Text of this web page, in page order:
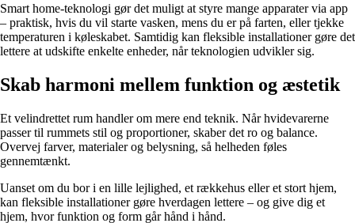
Smart home-teknologi gør det muligt at styre mange apparater via app
– praktisk, hvis du vil starte vasken, mens du er på farten, eller tjekke
temperaturen i køleskabet. Samtidig kan fleksible installationer gøre det
lettere at udskifte enkelte enheder, når teknologien udvikler sig.
Skab harmoni mellem funktion og æstetik
Et velindrettet rum handler om mere end teknik. Når hvidevarerne
passer til rummets stil og proportioner, skaber det ro og balance.
Overvej farver, materialer og belysning, så helheden føles
gennemtænkt.
Uanset om du bor i en lille lejlighed, et rækkehus eller et stort hjem,
kan fleksible installationer gøre hverdagen lettere – og give dig et
hjem, hvor funktion og form går hånd i hånd.